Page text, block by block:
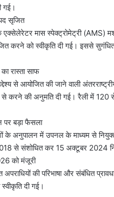
गई।
सृजित
मास स्पेक्ट्रोमेट्री (AMS)
करने को स्वीकृति दी गई। इससे
रास्ता साफ
से आयोजित की जाने वाली
करने की अनुमति दी गई। रैली में 120 से
पर बड़ा फैसला
के अनुपालन में उपनल के माध्यम से
से संशोधित कर 15 अक्टूबर 2024
को मंजूरी
की परिभाषा और संबंधित
दी गई।